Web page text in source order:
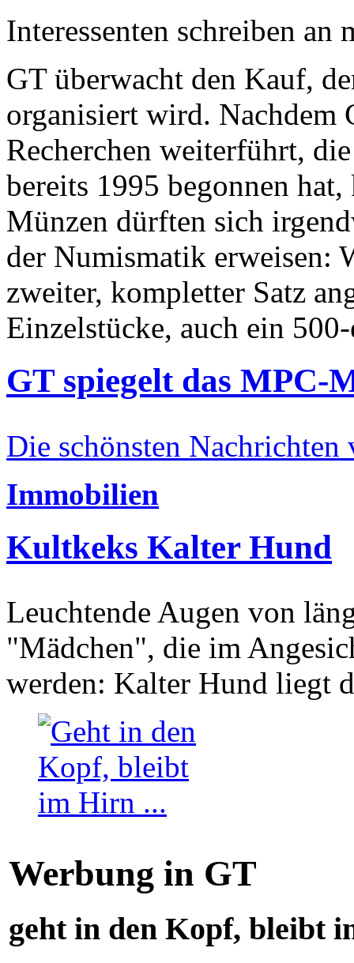
Interessenten schreiben
GT überwacht den Kauf,
organisiert wird. Nachdem
Recherchen weiterführt,
bereits 1995 begonnen
Münzen dürften sich
der Numismatik erweisen:
zweiter, kompletter Satz
Einzelstücke, auch ein
GT spiegelt das MPC-
Die schönsten Nachrichten
Immobilien
Kultkeks Kalter Hund
Leuchtende Augen von
"Mädchen", die im
werden: Kalter Hund liegt
Werbung in GT
geht in den Kopf, bleibt